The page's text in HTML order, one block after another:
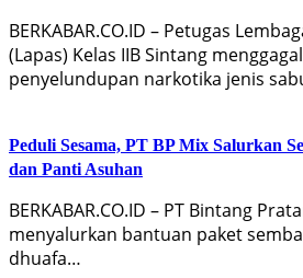
BERKABAR.CO.ID – Petugas
(Lapas) Kelas IIB Sintang
penyelundupan narkotika jenis
Peduli Sesama, PT BP Mix Salurkan
dan Panti Asuhan
BERKABAR.CO.ID – PT Bintang
menyalurkan bantuan paket
dhuafa…